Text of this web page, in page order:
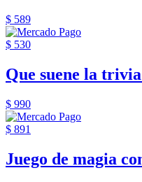
$ 589
$ 530
Que suene la
$ 990
$ 891
Juego de magia